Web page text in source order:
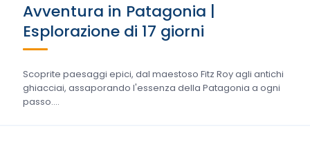
Avventura in Patagonia |
Esplorazione di 17 giorni
Scoprite paesaggi epici, dal maestoso Fitz Roy agli antichi
ghiacciai, assaporando l'essenza della Patagonia a ogni
passo....